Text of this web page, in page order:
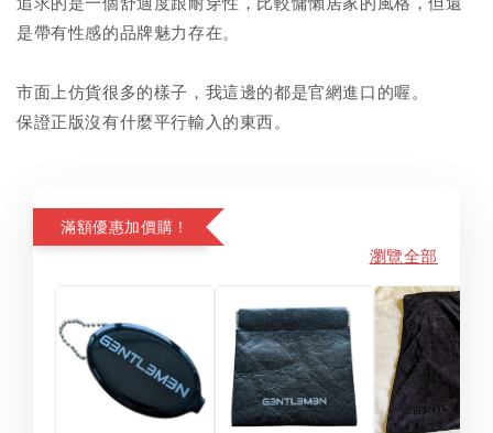
是帶有性感的品牌魅力存在。
市面上仿貨很多的樣子，我這邊的都是官網進口的喔。
保證正版沒有什麼平行輸入的東西。
滿額優惠加價購！
瀏覽全部